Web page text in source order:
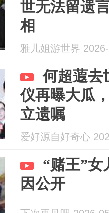
世无法留遗
相
雅儿姐游世界
何超蕸去
仪再曝大瓜
立遗嘱
爱好源自好奇心
“赌王”女
因公开